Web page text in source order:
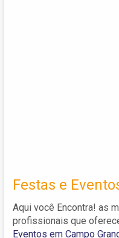
Festas e
Aqui você Encontra! as
profissionais que
Eventos em Campo